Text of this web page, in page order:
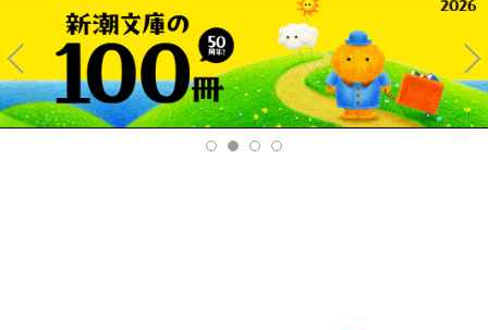
Pre
v
Ne
xt